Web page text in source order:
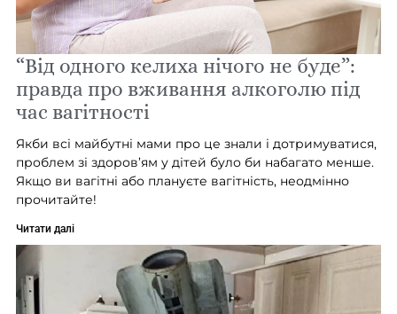
“Від одного келиха нічого не буде”:
правда про вживання алкоголю під
час вагітності
Якби всі майбутні мами про це знали і дотримуватися,
проблем зі здоров’ям у дітей було би набагато менше.
Якщо ви вагітні або плануєте вагітність, неодмінно
прочитайте!
Читати далі